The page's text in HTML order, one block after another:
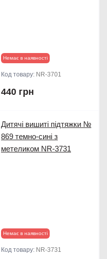
Немає в наявності
Код товару: NR-3701
440 грн
Дитячі вишиті підтяжки №
869 темно-сині з
метеликом NR-3731
Немає в наявності
Код товару: NR-3731